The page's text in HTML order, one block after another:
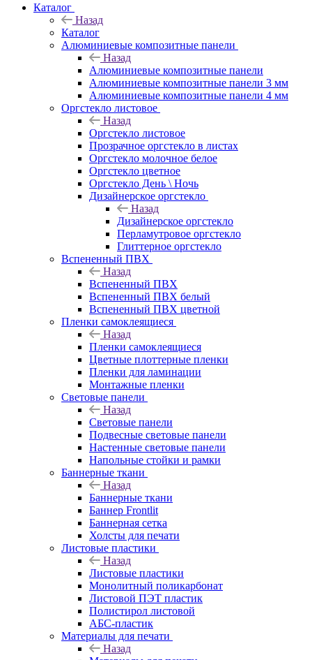
Каталог
Назад
Каталог
Алюминиевые композитные панели
Назад
Алюминиевые композитные панели
Алюминиевые композитные панели 3 мм
Алюминиевые композитные панели 4 мм
Оргстекло листовое
Назад
Оргстекло листовое
Прозрачное оргстекло в листах
Оргстекло молочное белое
Оргстекло цветное
Оргстекло День \ Ночь
Дизайнерское оргстекло
Назад
Дизайнерское оргстекло
Перламутровое оргстекло
Глиттерное оргстекло
Вспененный ПВХ
Назад
Вспененный ПВХ
Вспененный ПВХ белый
Вспененный ПВХ цветной
Пленки самоклеящиеся
Назад
Пленки самоклеящиеся
Цветные плоттерные пленки
Пленки для ламинации
Монтажные пленки
Световые панели
Назад
Световые панели
Подвесные световые панели
Настенные световые панели
Напольные стойки и рамки
Баннерные ткани
Назад
Баннерные ткани
Баннер Frontlit
Баннерная сетка
Холсты для печати
Листовые пластики
Назад
Листовые пластики
Монолитный поликарбонат
Листовой ПЭТ пластик
Полистирол листовой
АБС-пластик
Материалы для печати
Назад